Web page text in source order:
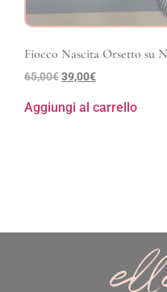
Fiocco Nascita Orsetto su
65,00€39,00€
Aggiungi al carrello